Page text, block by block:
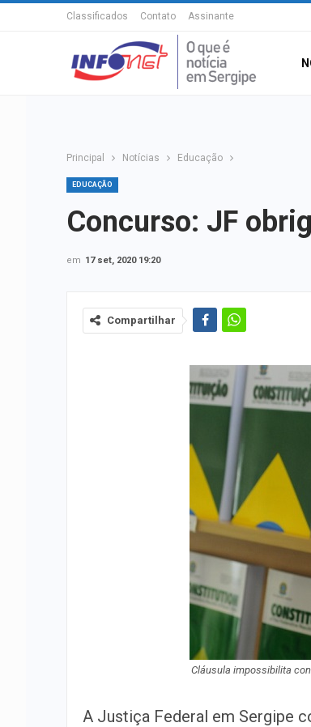
Classificados Contato Assinante
Principal Notícias Educação
EDUCAÇÃO
Concurso: JF
em 17 set, 2020 19:20
Compartilhar
Cláusula impossibilita
A Justiça Federal em Sergipe